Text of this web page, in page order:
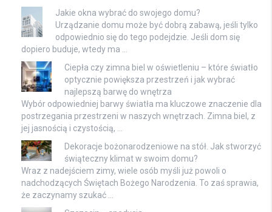
Jakie okna wybrać do swojego domu?
Urządzanie domu może być dobrą zabawą, jeśli tylko
odpowiednio się do tego podejdzie. Jeśli dom się
dopiero buduje, wtedy ma …
Ciepła czy zimna biel w oświetleniu – które światło
optycznie powiększa przestrzeń i jak wybrać
najlepszą barwę do wnętrza
Wybór odpowiedniej barwy światła ma kluczowe znaczenie dla
postrzegania przestrzeni w naszych wnętrzach. Zimna biel, z
jej jasnością i czystością, …
Dekoracje bożonarodzeniowe na stół. Jak stworzyć
świąteczny klimat w swoim domu?
Wraz z nadejściem zimy, wiele osób myśli już powoli o
nadchodzących Świętach Bożego Narodzenia. To zaś sprawia,
że zaczynamy szukać …